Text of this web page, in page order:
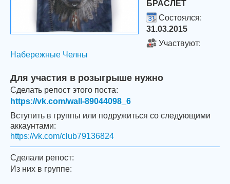
БРАСЛЕТ
Состоялся:
31.03.2015
Участвуют:
Набережные Челны
Для участия в розыгрыше нужно
Сделать репост этого поста:
https://vk.com/wall-89044098_6
Вступить в группы или подружиться со следующими
аккаунтами:
https://vk.com/club79136824
Сделали репост:
Из них в группе: